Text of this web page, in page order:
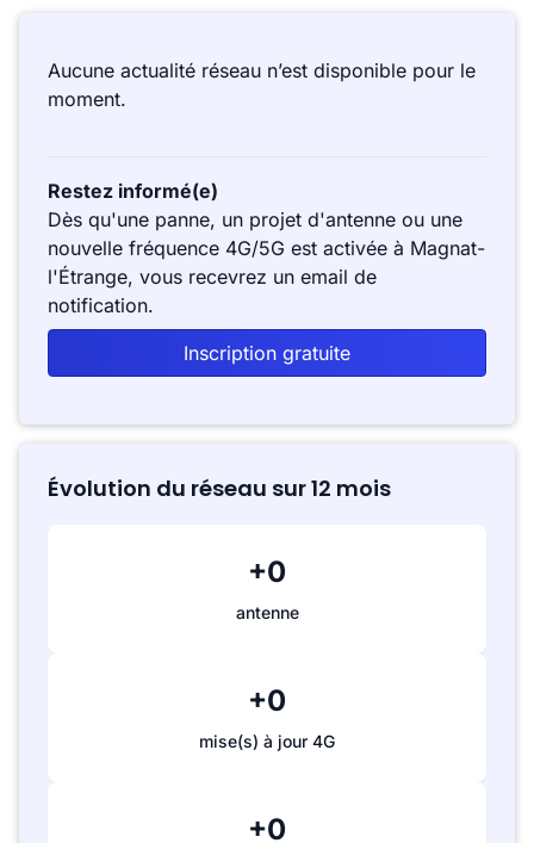
Aucune actualité réseau n’est disponible pour le
moment.
Restez informé(e)
Dès qu'une panne, un projet d'antenne ou une
nouvelle fréquence 4G/5G est activée à Magnat-
l'Étrange, vous recevrez un email de
notification.
Inscription gratuite
Évolution du réseau sur 12 mois
+0
antenne
+0
mise(s) à jour 4G
+0